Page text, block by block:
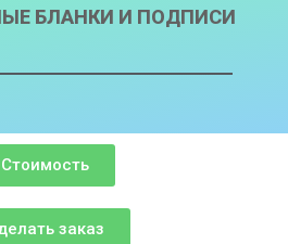
БЛАНКИ И ПОДПИСИ
Стоимость
заказ